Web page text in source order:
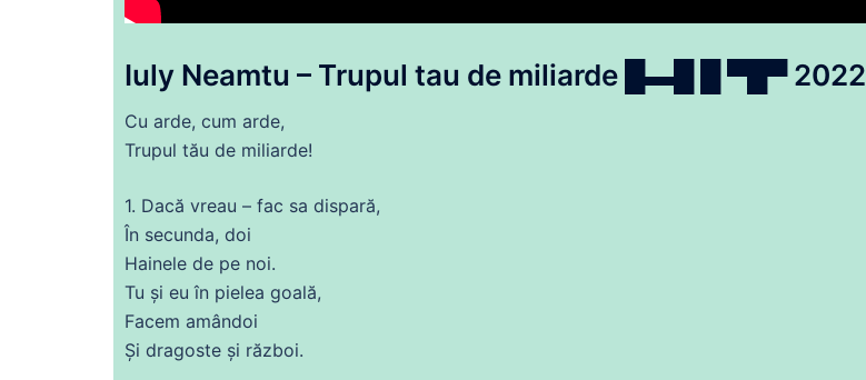
Iuly Neamtu – Trupul tau de miliarde █▬█ █ ▀█▀ 2022
Cu arde, cum arde,
Trupul tău de miliarde!
1. Dacă vreau – fac sa dispară,
În secunda, doi
Hainele de pe noi.
Tu și eu în pielea goală,
Facem amândoi
Și dragoste și război.